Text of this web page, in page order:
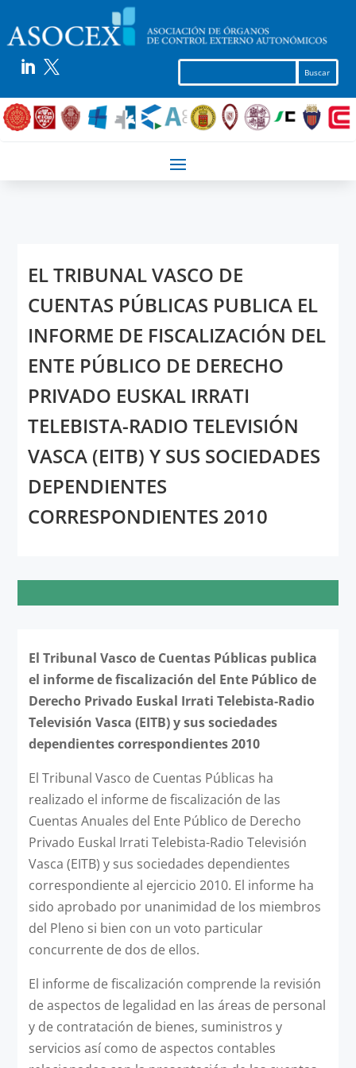
 
EL TRIBUNAL VASCO DE
CUENTAS PÚBLICAS PUBLICA EL
INFORME DE FISCALIZACIÓN DEL
ENTE PÚBLICO DE DERECHO
PRIVADO EUSKAL IRRATI
TELEBISTA-RADIO TELEVISIÓN
VASCA (EITB) Y SUS SOCIEDADES
DEPENDIENTES
CORRESPONDIENTES 2010
El Tribunal Vasco de Cuentas Públicas publica
el informe de fiscalización del Ente Público de
Derecho Privado Euskal Irrati Telebista-Radio
Televisión Vasca (EITB) y sus sociedades
dependientes correspondientes 2010
El Tribunal Vasco de Cuentas Públicas ha
realizado el informe de fiscalización de las
Cuentas Anuales del Ente Público de Derecho
Privado Euskal Irrati Telebista-Radio Televisión
Vasca (EITB) y sus sociedades dependientes
correspondiente al ejercicio 2010. El informe ha
sido aprobado por unanimidad de los miembros
del Pleno si bien con un voto particular
concurrente de dos de ellos.
El informe de fiscalización comprende la revisión
de aspectos de legalidad en las áreas de personal
y de contratación de bienes, suministros y
servicios así como de aspectos contables